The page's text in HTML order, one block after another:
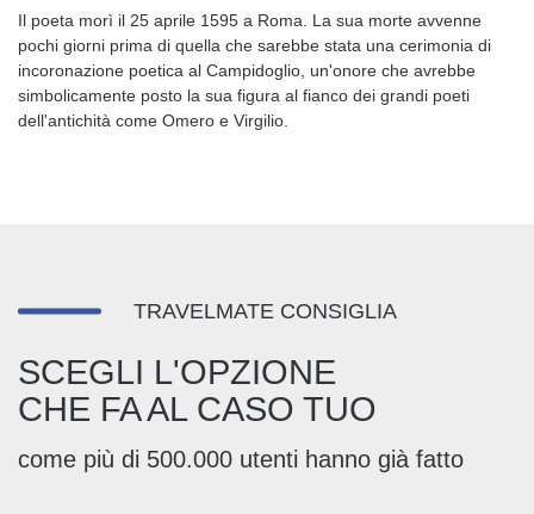
Il poeta morì il 25 aprile 1595 a Roma. La sua morte avvenne
pochi giorni prima di quella che sarebbe stata una cerimonia di
incoronazione poetica al Campidoglio, un'onore che avrebbe
simbolicamente posto la sua figura al fianco dei grandi poeti
dell'antichità come Omero e Virgilio.
TRAVELMATE CONSIGLIA
SCEGLI L'OPZIONE
CHE FA AL CASO TUO
come più di 500.000 utenti hanno già fatto